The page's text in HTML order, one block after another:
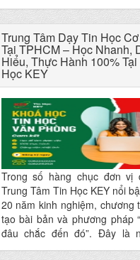
cận công nghệ một cách
an toàn và sáng tạo. Với
học qua trải nghiệm – thực
khóa học giúp trẻ tự tin sử
tính, tăng khả năng tư duy và
nền tảng vững chắc cho tương
Trung Tâm Dạy Tin Học
Tại TPHCM – Học Nhanh,
Hiểu, Thực Hành 100% Tại
Học KEY
Trong số hàng chục đơn vị
Trung Tâm Tin Học KEY nổi
20 năm kinh nghiệm, chương
tạo bài bản và phương pháp
đâu chắc đến đó”. Đây là
chục nghìn học viên lựa